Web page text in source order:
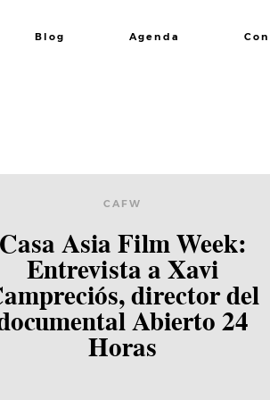
Blog Agenda
CAFW
Casa Asia Film Week:
Entrevista a Xavi
director del
Abierto 24
Horas